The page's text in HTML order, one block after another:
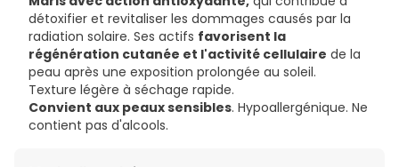
détoxifier et revitaliser les dommages causés par la
radiation solaire. Ses actifs favorisent la
régénération cutanée et l'activité cellulaire de la
peau après une exposition prolongée au soleil.
Texture légère à séchage rapide.
Convient aux peaux sensibles. Hypoallergénique. Ne
contient pas d'alcools.